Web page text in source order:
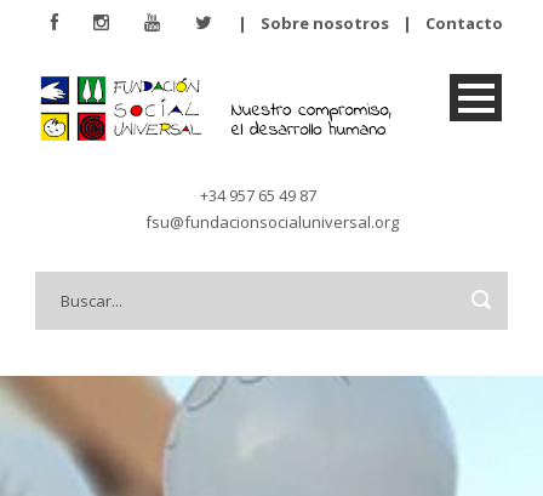
| Sobre nosotros | Contacto
+34 957 65 49 87
fsu@fundacionsocialuniversal.org